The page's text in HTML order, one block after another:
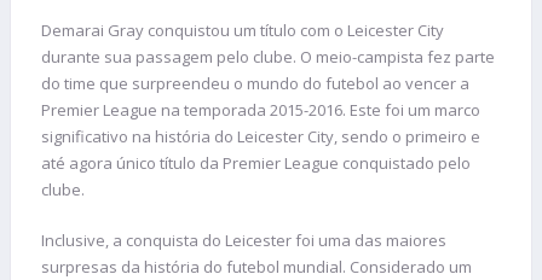
Demarai Gray conquistou um título com o Leicester City
durante sua passagem pelo clube. O meio-campista fez parte
do time que surpreendeu o mundo do futebol ao vencer a
Premier League na temporada 2015-2016. Este foi um marco
significativo na história do Leicester City, sendo o primeiro e
até agora único título da Premier League conquistado pelo
clube.
Inclusive, a conquista do Leicester foi uma das maiores
surpresas da história do futebol mundial. Considerado um